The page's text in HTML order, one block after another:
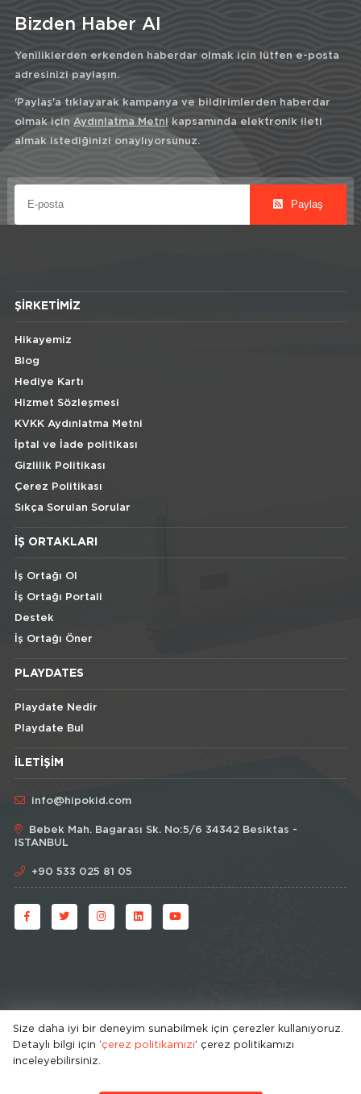
Bizden Haber Al
Yeniliklerden erkenden haberdar olmak için lütfen e-posta
adresinizi paylaşın.
'Paylaş'a tıklayarak kampanya ve bildirimlerden haberdar
olmak için Aydınlatma Metni kapsamında elektronik ileti
almak istediğinizi onaylıyorsunuz.
Paylaş
ŞIRKETIMIZ
Hikayemiz
Blog
Hediye Kartı
Hizmet Sözleşmesi
KVKK Aydınlatma Metni
İptal ve İade politikası
Gizlilik Politikası
Çerez Politikası
Sıkça Sorulan Sorular
İŞ ORTAKLARI
İş Ortağı Ol
İş Ortağı Portali
Destek
İş Ortağı Öner
PLAYDATES
Playdate Nedir
Playdate Bul
İLETIŞIM
info@hipokid.com
Bebek Mah. Bagarası Sk. No:5/6 34342 Besiktas -
ISTANBUL
+90 533 025 81 05
© HipoKid 2026 . All rights reserved.
Developed by
Size daha iyi bir deneyim sunabilmek için çerezler kullanıyoruz.
Detaylı bilgi için ‘çerez politikamızı’ çerez politikamızı
inceleyebilirsiniz.